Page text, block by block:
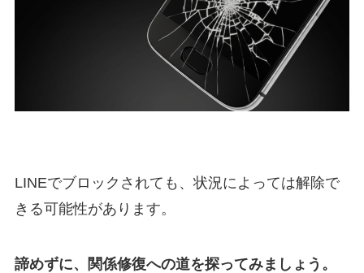
LINEでブロックされても、状況によっては解除で
きる可能性があります。
諦めずに、関係修復への道を探ってみましょう。